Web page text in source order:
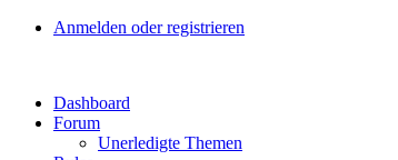
Anmelden oder registrieren
Dashboard
Forum
Unerledigte Themen